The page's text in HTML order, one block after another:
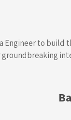
Engineer to